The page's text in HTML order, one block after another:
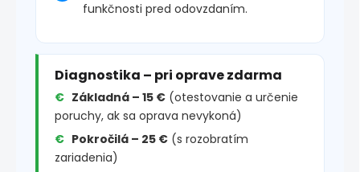
funkčnosti pred odovzdaním.
Diagnostika – pri oprave zdarma
Základná – 15 € (otestovanie a určenie
poruchy, ak sa oprava nevykoná)
Pokročilá – 25 € (s rozobratím
zariadenia)